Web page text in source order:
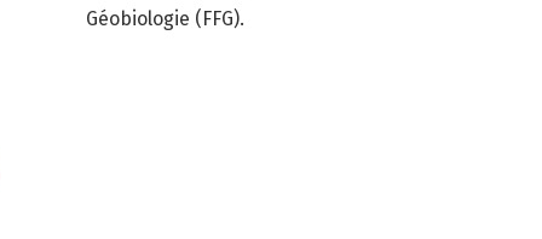
Géobiologie (FFG).